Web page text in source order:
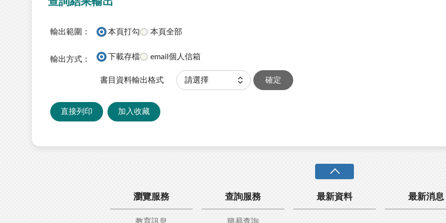
輸出範圍： 本頁打勾 本頁全部
輸出方式： 下載存檔 email個人信箱
書目資料輸出格式 確定
直接列印 加入收藏
瀏覽服務 查詢服務 最新資料 最新消息